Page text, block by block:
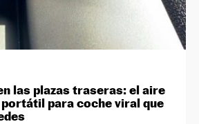
las plazas traseras: el aire
para coche viral que